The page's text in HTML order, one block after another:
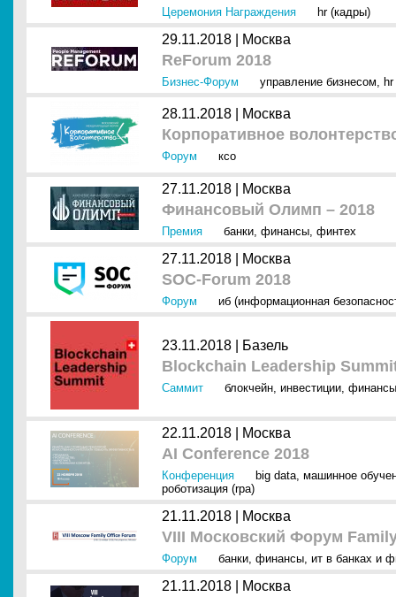
Церемония Награждения hr (кадры)
29.11.2018 | Москва
ReForum 2018
Бизнес-Форум управление бизнесом,
28.11.2018 | Москва
Корпоративное
Форум ксо
27.11.2018 | Москва
Финансовый Олимп – 2018
Премия банки, финансы, финтех
27.11.2018 | Москва
SOC-Forum 2018
Форум иб (информационная
23.11.2018 | Базель
Blockchain Leadership
Саммит блокчейн, инвестиции, финансы
22.11.2018 | Москва
AI Conference 2018
Конференция big data, машинное
роботизация (rpa)
21.11.2018 | Москва
VIII Московский Форум
Форум банки, финансы, ит в банках и
21.11.2018 | Москва